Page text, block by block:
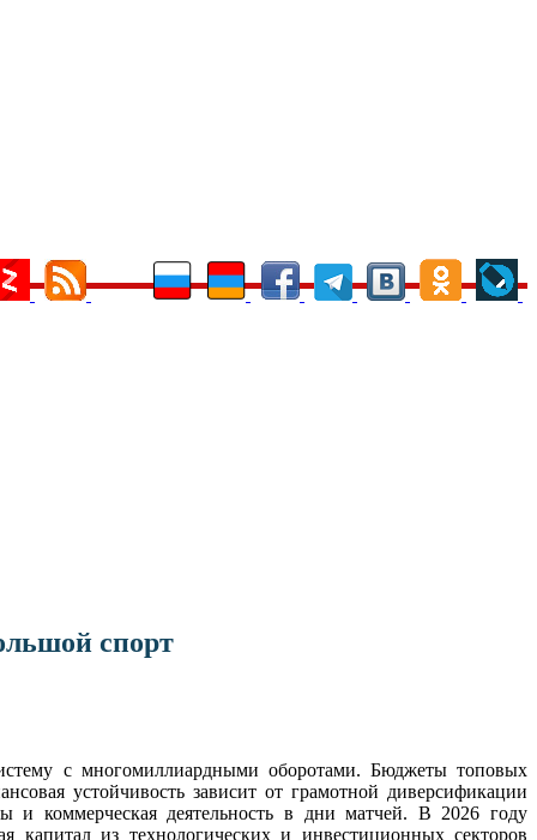
спорт
с многомиллиардными оборотами. Бюджеты топовых
устойчивость зависит от грамотной диверсификации
и коммерческая деятельность в дни матчей. В 2026 году
капитал из технологических и инвестиционных секторов